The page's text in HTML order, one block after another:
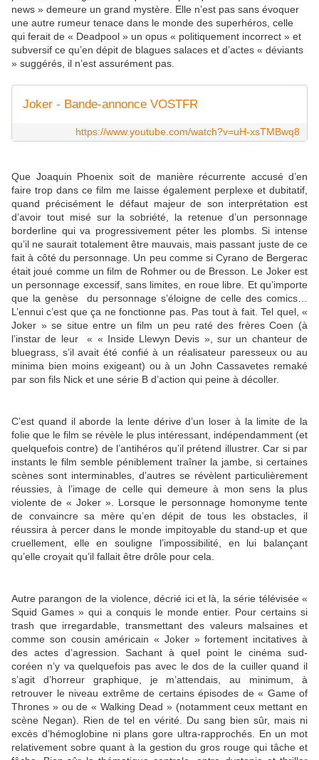
news » demeure un grand mystère. Elle n’est pas sans évoquer
une autre rumeur tenace dans le monde des superhéros, celle
qui ferait de « Deadpool » un opus « politiquement incorrect » et
subversif ce qu’en dépit de blagues salaces et d’actes « déviants
» suggérés, il n’est assurément pas.
Joker - Bande-annonce VOSTFR
https://www.youtube.com/watch?v=uH-xsTMBwq8
Que Joaquin Phoenix soit de manière récurrente accusé d’en
faire trop dans ce film me laisse également perplexe et dubitatif,
quand précisément le défaut majeur de son interprétation est
d’avoir tout misé sur la sobriété, la retenue d’un personnage
borderline qui va progressivement péter les plombs. Si intense
qu’il ne saurait totalement être mauvais, mais passant juste de ce
fait à côté du personnage. Un peu comme si Cyrano de Bergerac
était joué comme un film de Rohmer ou de Bresson. Le Joker est
un personnage excessif, sans limites, en roue libre. Et qu’importe
que la genèse du personnage s’éloigne de celle des comics…
L’ennui c’est que ça ne fonctionne pas. Pas tout à fait. Tel quel, «
Joker » se situe entre un film un peu raté des frères Coen (à
l’instar de leur « « Inside Llewyn Devis », sur un chanteur de
bluegrass, s’il avait été confié à un réalisateur paresseux ou au
minima bien moins exigeant) ou à un John Cassavetes remaké
par son fils Nick et une série B d’action qui peine à décoller.
C’est quand il aborde la lente dérive d’un loser à la limite de la
folie que le film se révèle le plus intéressant, indépendamment (et
quelquefois contre) de l’antihéros qu’il prétend illustrer. Car si par
instants le film semble péniblement traîner la jambe, si certaines
scènes sont interminables, d’autres se révèlent particulièrement
réussies, à l’image de celle qui demeure à mon sens la plus
violente de « Joker ». Lorsque le personnage homonyme tente
de convaincre sa mère qu’en dépit de tous les obstacles, il
réussira à percer dans le monde impitoyable du stand-up et que
cruellement, elle en souligne l’impossibilité, en lui balançant
qu’elle croyait qu’il fallait être drôle pour cela.
Autre parangon de la violence, décrié ici et là, la série télévisée «
Squid Games » qui a conquis le monde entier. Pour certains si
trash que irregardable, transmettant des valeurs malsaines et
comme son cousin américain « Joker » fortement incitatives à
des actes d’agression. Sachant à quel point le cinéma sud-
coréen n’y va quelquefois pas avec le dos de la cuiller quand il
s’agit d’horreur graphique, je m’attendais, au minimum, à
retrouver le niveau extrême de certains épisodes de « Game of
Thrones » ou de « Walking Dead » (notamment ceux mettant en
scène Negan). Rien de tel en vérité. Du sang bien sûr, mais ni
excès d’hémoglobine ni plans gore ultra-rapprochés. En un mot
relativement sobre quant à la gestion du gros rouge qui tâche et